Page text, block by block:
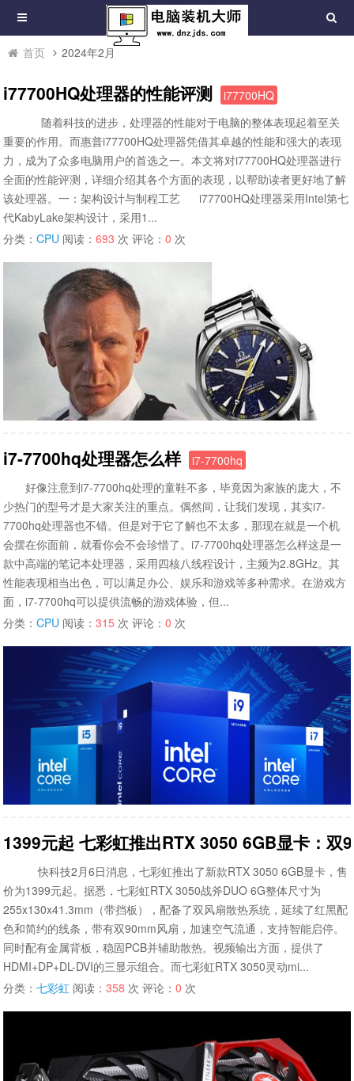
首页 2024年2月
i77700HQ处理器的性能评测
i77700HQ
随着科技的进步，处理器的性能对于电脑的整体表现起着至关
重要的作用。而惠普i77700HQ处理器凭借其卓越的性能和强大的表现
力，成为了众多电脑用户的首选之一。本文将对i77700HQ处理器进行
全面的性能评测，详细介绍其各个方面的表现，以帮助读者更好地了解
该处理器。一：架构设计与制程工艺 i77700HQ处理器采用Intel第七
代KabyLake架构设计，采用1...
分类：CPU 阅读：693 次 评论：0 次
i7-7700hq处理器怎么样
i7-7700hq
好像注意到i7-7700hq处理的童鞋不多，毕竟因为家族的庞大，不
少热门的型号才是大家关注的重点。偶然间，让我们发现，其实i7-
7700hq处理器也不错。但是对于它了解也不太多，那现在就是一个机
会摆在你面前，就看你会不会珍惜了。i7-7700hq处理器怎么样这是一
款中高端的笔记本处理器，采用四核八线程设计，主频为2.8GHz。其
性能表现相当出色，可以满足办公、娱乐和游戏等多种需求。在游戏方
面，i7-7700hq可以提供流畅的游戏体验，但...
分类：CPU 阅读：315 次 评论：0 次
1399元起 七彩虹推出RTX 3050 6GB显卡：双
快科技2月6日消息，七彩虹推出了新款RTX 3050 6GB显卡，售
价为1399元起。据悉，七彩虹RTX 3050战斧DUO 6G整体尺寸为
255x130x41.3mm（带挡板），配备了双风扇散热系统，延续了红黑配
色和简约的线条，带有双90mm风扇，加速空气流通，支持智能启停。
同时配有金属背板，稳固PCB并辅助散热。视频输出方面，提供了
HDMI+DP+DL-DVI的三显示组合。而七彩虹RTX 3050灵动mi...
分类：七彩虹 阅读：358 次 评论：0 次